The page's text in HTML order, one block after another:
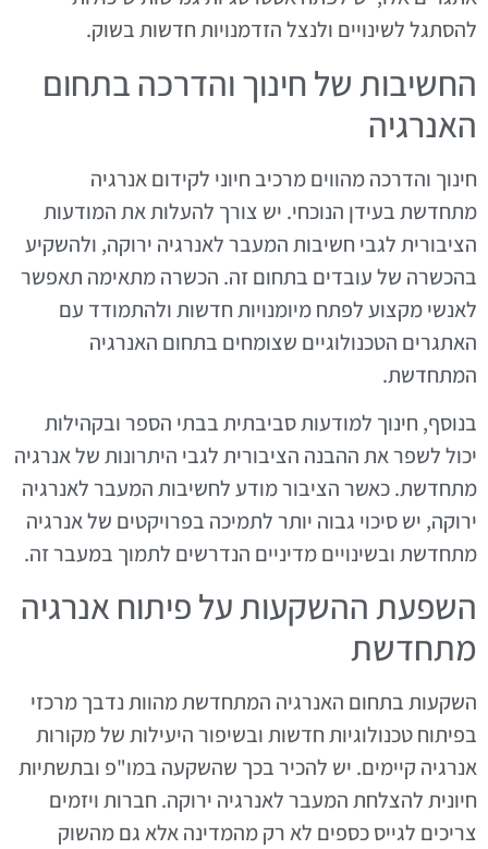
להסתגל לשינויים ולנצל הזדמנויות חדשות בשוק.
החשיבות של חינוך והדרכה בתחום
האנרגיה
חינוך והדרכה מהווים מרכיב חיוני לקידום אנרגיה
מתחדשת בעידן הנוכחי. יש צורך להעלות את המודעות
הציבורית לגבי חשיבות המעבר לאנרגיה ירוקה, ולהשקיע
בהכשרה של עובדים בתחום זה. הכשרה מתאימה תאפשר
לאנשי מקצוע לפתח מיומנויות חדשות ולהתמודד עם
האתגרים הטכנולוגיים שצומחים בתחום האנרגיה
המתחדשת.
בנוסף, חינוך למודעות סביבתית בבתי הספר ובקהילות
יכול לשפר את ההבנה הציבורית לגבי היתרונות של אנרגיה
מתחדשת. כאשר הציבור מודע לחשיבות המעבר לאנרגיה
ירוקה, יש סיכוי גבוה יותר לתמיכה בפרויקטים של אנרגיה
מתחדשת ובשינויים מדיניים הנדרשים לתמוך במעבר זה.
השפעת ההשקעות על פיתוח אנרגיה
מתחדשת
השקעות בתחום האנרגיה המתחדשת מהוות נדבך מרכזי
בפיתוח טכנולוגיות חדשות ובשיפור היעילות של מקורות
אנרגיה קיימים. יש להכיר בכך שהשקעה במו"פ ובתשתיות
חיונית להצלחת המעבר לאנרגיה ירוקה. חברות ויזמים
צריכים לגייס כספים לא רק מהמדינה אלא גם מהשוק